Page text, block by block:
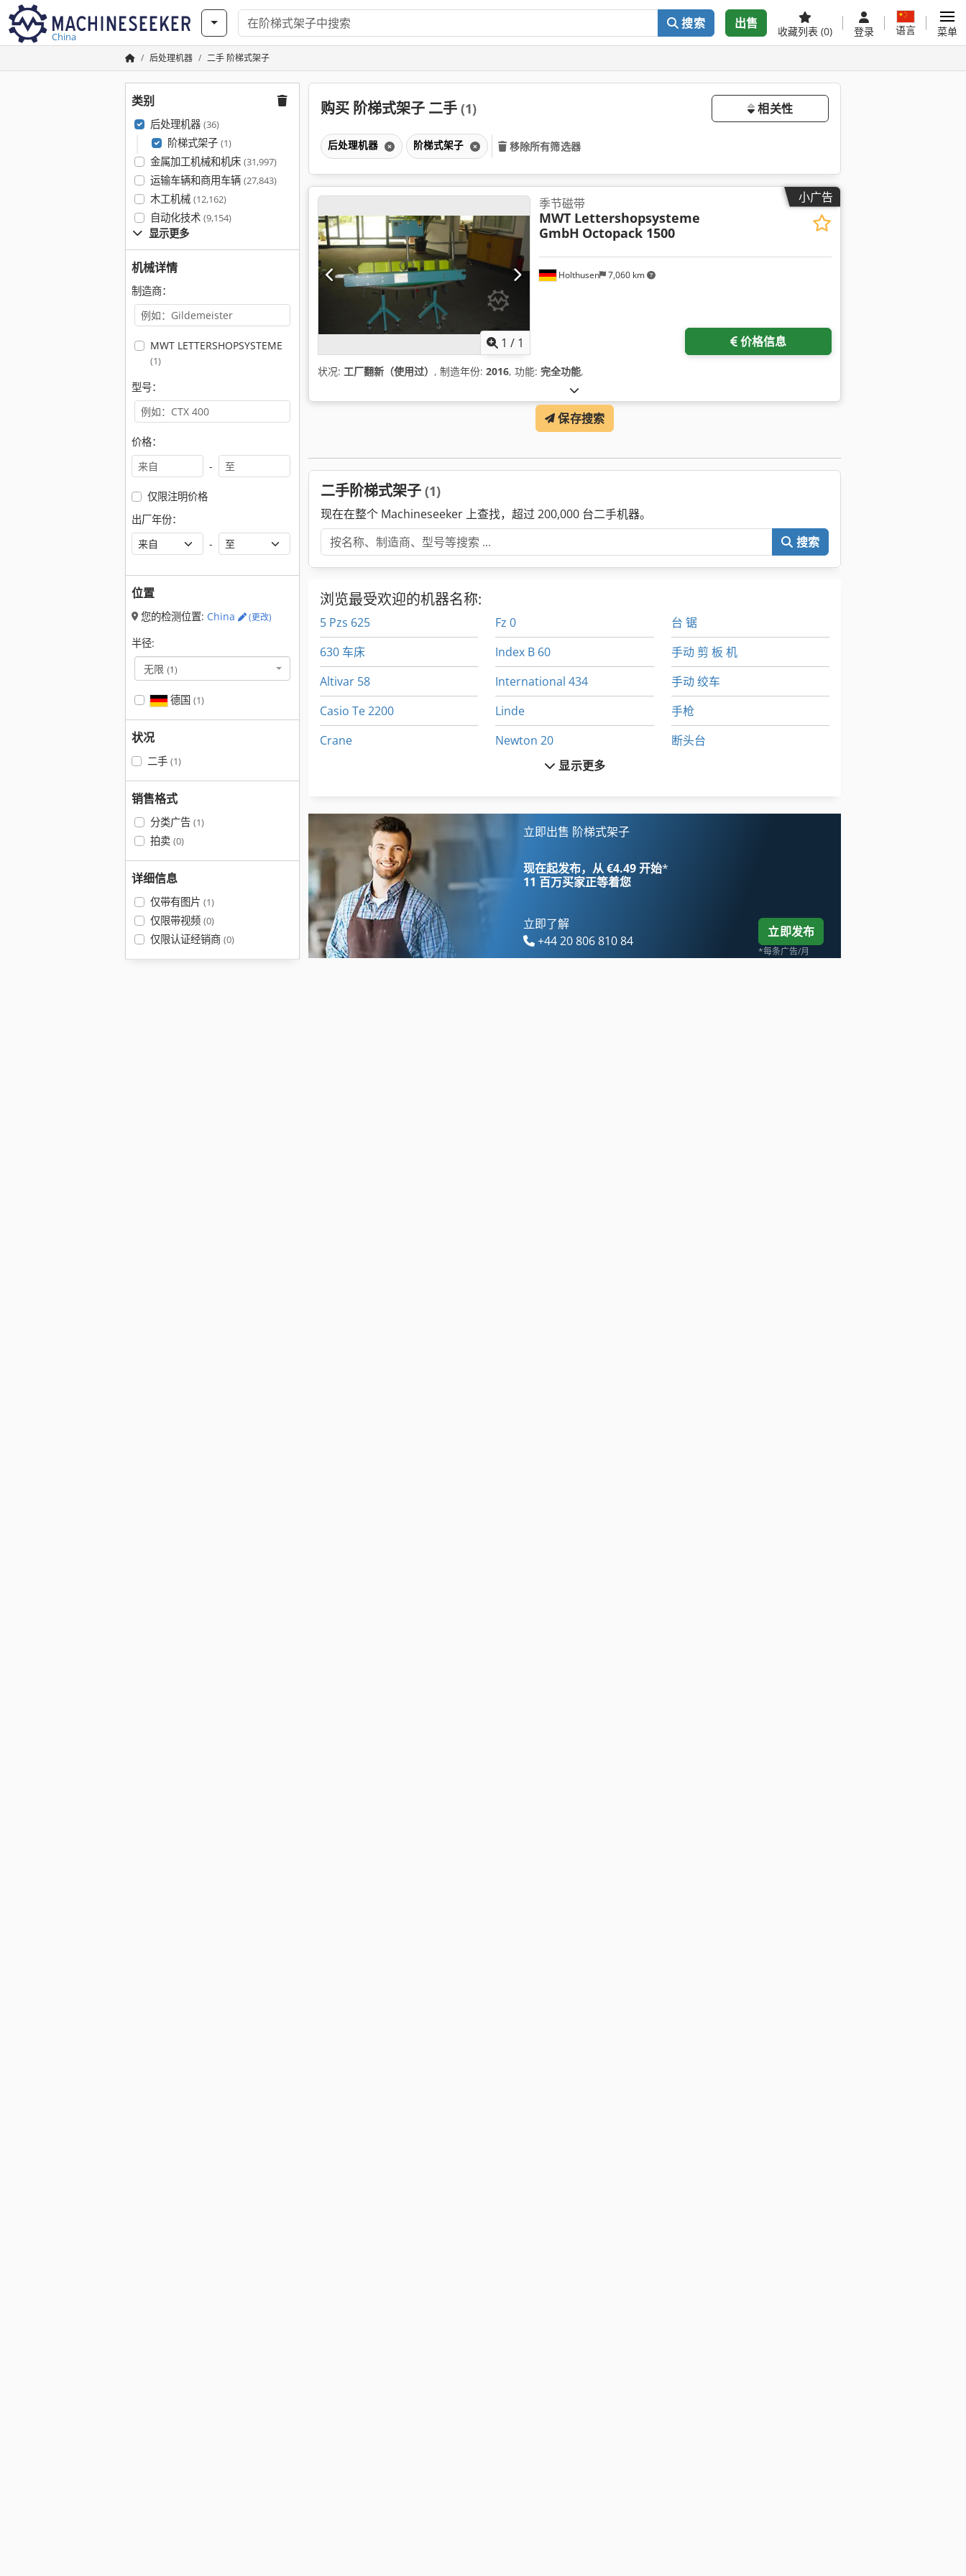
China
搜索 出售
收藏列表 (0) 登录 语言 菜单
后处理机器 二手 阶梯式架子
类别
后处理机器 (36)
阶梯式架子 (1)
金属加工机械和机床 (31,997)
运输车辆和商用车辆 (27,843)
木工机械 (12,162)
自动化技术 (9,154)
显示更多
机械详情
制造商：
MWT LETTERSHOPSYSTEME
(1)
型号：
价格：
-
仅限注明价格
出厂年份：
-
位置
您的检测位置: China (更改)
半径:
无限 (1)
德国 (1)
状况
二手 (1)
销售格式
分类广告 (1)
拍卖 (0)
详细信息
仅带有图片 (1)
仅限带视频 (0)
仅限认证经销商 (0)
购买 阶梯式架子 二手 (1) 相关性
后处理机器 阶梯式架子 移除所有筛选器
小广告
1 / 1
Holthusen 7,060 km
季节磁带
MWT Lettershopsysteme
GmbH Octopack 1500
价格信息
状况: 工厂翻新（使用过） , 制造年份: 2016, 功能: 完全功能,
保存搜索
二手阶梯式架子 (1)
现在在整个 Machineseeker 上查找，超过 200,000 台二手机器。
搜索
浏览最受欢迎的机器名称:
5 Pzs 625
630 车床
Altivar 58
Casio Te 2200
Crane
Felder Af 22
Fuw 250
Fz 0
Index B 60
International 434
Linde
Newton 20
Schaublin 135
Wenzel Lh 54
三维 扫描 仪
台 锯
手动 剪 板 机
手动 绞车
手枪
断头台
显示更多
立即出售 阶梯式架子
现在起发布，从 €4.49 开始*
11 百万买家正等着您
立即了解
+44 20 806 810 84
立即发布
*每条广告/月